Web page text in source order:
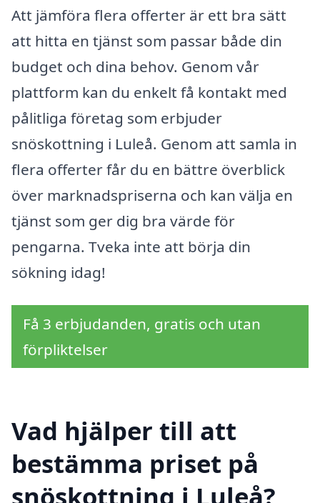
Att jämföra flera offerter är ett bra sätt
att hitta en tjänst som passar både din
budget och dina behov. Genom vår
plattform kan du enkelt få kontakt med
pålitliga företag som erbjuder
snöskottning i Luleå. Genom att samla in
flera offerter får du en bättre överblick
över marknadspriserna och kan välja en
tjänst som ger dig bra värde för
pengarna. Tveka inte att börja din
sökning idag!
Få 3 erbjudanden, gratis och utan
förpliktelser
Vad hjälper till att
bestämma priset på
snöskottning i Luleå?